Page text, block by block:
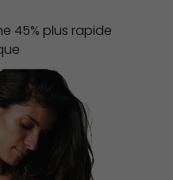
45% plus rapide